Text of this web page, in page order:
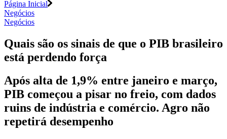
Página Inicial
Negócios
Negócios
Quais são os sinais de que o PIB brasileiro
está perdendo força
Após alta de 1,9% entre janeiro e março,
PIB começou a pisar no freio, com dados
ruins de indústria e comércio. Agro não
repetirá desempenho